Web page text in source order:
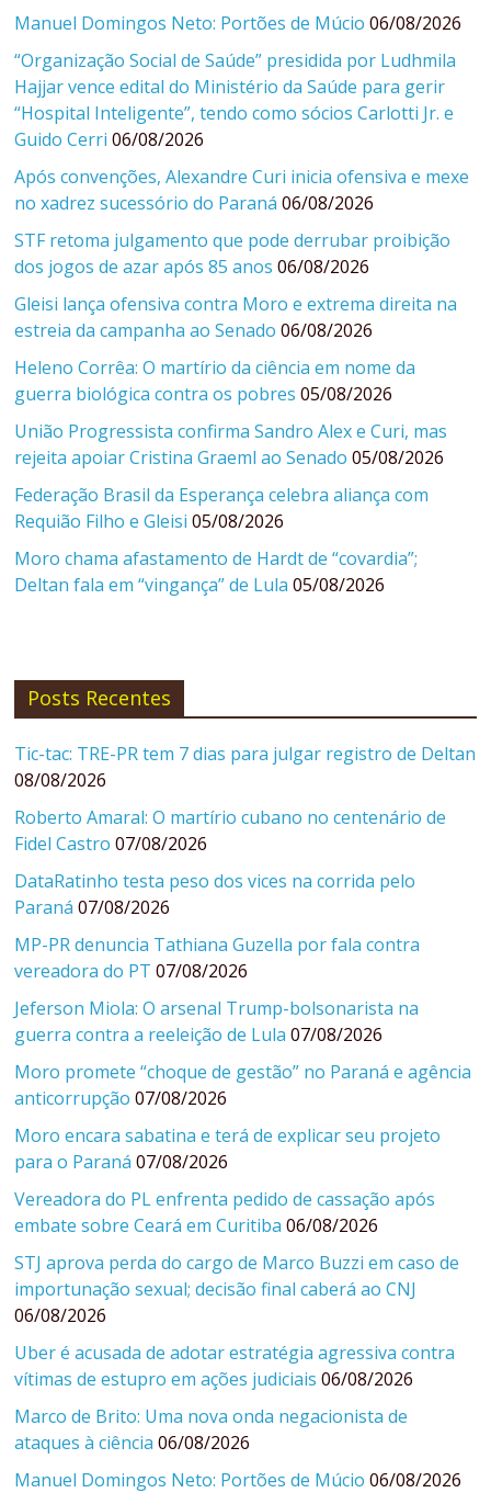
Manuel Domingos Neto: Portões de Múcio 06/08/2026
“Organização Social de Saúde” presidida por Ludhmila
Hajjar vence edital do Ministério da Saúde para gerir
“Hospital Inteligente”, tendo como sócios Carlotti Jr. e
Guido Cerri 06/08/2026
Após convenções, Alexandre Curi inicia ofensiva e mexe
no xadrez sucessório do Paraná 06/08/2026
STF retoma julgamento que pode derrubar proibição
dos jogos de azar após 85 anos 06/08/2026
Gleisi lança ofensiva contra Moro e extrema direita na
estreia da campanha ao Senado 06/08/2026
Heleno Corrêa: O martírio da ciência em nome da
guerra biológica contra os pobres 05/08/2026
União Progressista confirma Sandro Alex e Curi, mas
rejeita apoiar Cristina Graeml ao Senado 05/08/2026
Federação Brasil da Esperança celebra aliança com
Requião Filho e Gleisi 05/08/2026
Moro chama afastamento de Hardt de “covardia”;
Deltan fala em “vingança” de Lula 05/08/2026
Posts Recentes
Tic-tac: TRE-PR tem 7 dias para julgar registro de Deltan
08/08/2026
Roberto Amaral: O martírio cubano no centenário de
Fidel Castro 07/08/2026
DataRatinho testa peso dos vices na corrida pelo
Paraná 07/08/2026
MP-PR denuncia Tathiana Guzella por fala contra
vereadora do PT 07/08/2026
Jeferson Miola: O arsenal Trump-bolsonarista na
guerra contra a reeleição de Lula 07/08/2026
Moro promete “choque de gestão” no Paraná e agência
anticorrupção 07/08/2026
Moro encara sabatina e terá de explicar seu projeto
para o Paraná 07/08/2026
Vereadora do PL enfrenta pedido de cassação após
embate sobre Ceará em Curitiba 06/08/2026
STJ aprova perda do cargo de Marco Buzzi em caso de
importunação sexual; decisão final caberá ao CNJ
06/08/2026
Uber é acusada de adotar estratégia agressiva contra
vítimas de estupro em ações judiciais 06/08/2026
Marco de Brito: Uma nova onda negacionista de
ataques à ciência 06/08/2026
Manuel Domingos Neto: Portões de Múcio 06/08/2026